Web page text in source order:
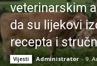
veterinarskim
da su lijekovi
recepta i
Vijesti Administrator - 9.